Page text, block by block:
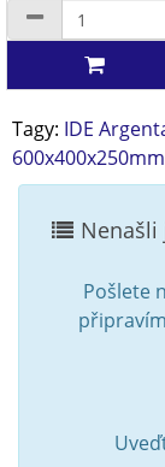
Tagy: IDE
600x400x250mm
Nenašli
Pošlete